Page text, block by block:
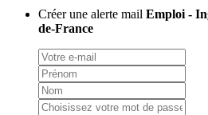
Créer une alerte mail Emploi -
de-France